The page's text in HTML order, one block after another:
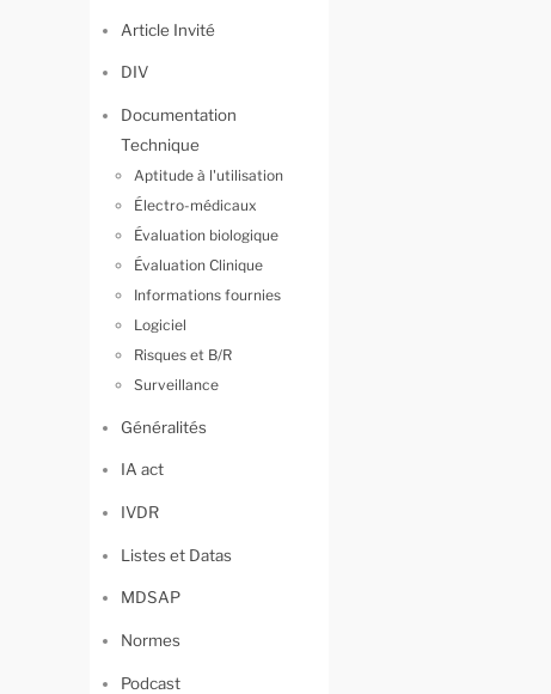
Article Invité
DIV
Documentation
Technique
Aptitude à l'utilisation
Électro-médicaux
Évaluation biologique
Évaluation Clinique
Informations fournies
Logiciel
Risques et B/R
Surveillance
Généralités
IA act
IVDR
Listes et Datas
MDSAP
Normes
Podcast